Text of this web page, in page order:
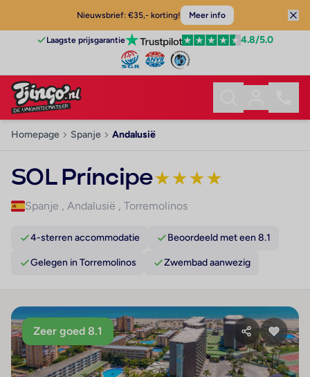
Nieuwsbrief: €35,- korting! Meer info
Laagste prijsgarantie 4.8/5.0
Homepage Spanje Andalusië
SOL Príncipe★★★★
Spanje , Andalusië , Torremolinos
4-sterren accommodatie Beoordeeld met een 8.1
Gelegen in Torremolinos Zwembad aanwezig
Zeer goed 8.1